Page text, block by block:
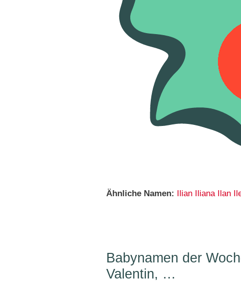
Ähnliche Namen: Ilian Iliana Ilan
Babynamen der
Valentin, …